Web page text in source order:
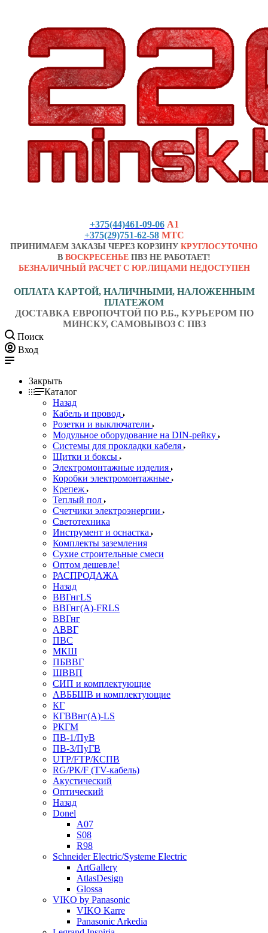
+375(44)461-09-06 А1
+375(29)751-62-58 МТС
ПРИНИМАЕМ ЗАКАЗЫ ЧЕРЕЗ КОРЗИНУ КРУГЛОСУТОЧНО
В ВОСКРЕСЕНЬЕ ПВЗ НЕ РАБОТАЕТ!
БЕЗНАЛИЧНЫЙ РАСЧЕТ С ЮР.ЛИЦАМИ НЕДОСТУПЕН
ОПЛАТА КАРТОЙ, НАЛИЧНЫМИ, НАЛОЖЕННЫМ
ПЛАТЕЖОМ
ДОСТАВКА ЕВРОПОЧТОЙ ПО Р.Б., КУРЬЕРОМ ПО
МИНСКУ, САМОВЫВОЗ С ПВЗ
Поиск
Вход
Закрыть
Каталог
Назад
Кабель и провод
Розетки и выключатели
Модульное оборудование на DIN-рейку
Системы для прокладки кабеля
Щитки и боксы
Электромонтажные изделия
Коробки электромонтажные
Крепеж
Теплый пол
Счетчики электроэнергии
Светотехника
Инструмент и оснастка
Комплекты заземления
Сухие строительные смеси
Оптом дешевле!
РАСПРОДАЖА
Назад
ВВГнгLS
ВВГнг(А)-FRLS
ВВГнг
АВВГ
ПВС
МКШ
ПБВВГ
ШВВП
СИП и комплектующие
АВББШВ и комплектующие
КГ
КГВВнг(А)-LS
РКГМ
ПВ-1/ПуВ
ПВ-3/ПуГВ
UTP/FTP/КСПВ
RG/РК/F (TV-кабель)
Акустический
Оптический
Назад
Donel
A07
S08
R98
Schneider Electric/Systeme Electric
ArtGallery
AtlasDesign
Glossa
VIKO by Panasonic
VIKO Karre
Panasonic Arkedia